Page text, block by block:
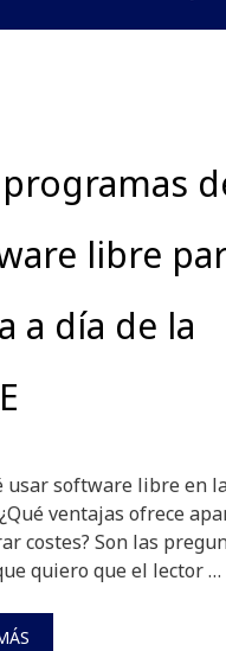
libre
a día de la
usar software libre en
ventajas ofrece
costes? Son las
quiero que el lector …